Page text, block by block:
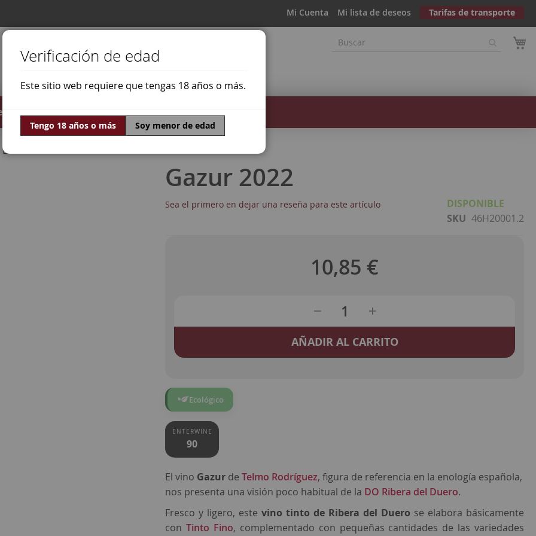
Mi Cuenta Mi lista de deseos Tarifas de transporte
Ofertas Mundo Vino
Bobal
Gazur 2022
Sea el primero en dejar una reseña para este artículo
DISPONIBLE
SKU 46H20001.2
10,85 €
AÑADIR AL CARRITO
Ecológico
ENTERWINE
90
El vino Gazur deTelmo Rodríguez, figura de referencia en la enología española,
nos presenta una visión poco habitual de la DO Ribera del Duero.
Fresco y ligero, estevino tinto de Ribera del Duero se elabora básicamente
conTinto Fino, complementado con pequeñas cantidades de las variedades
Verificación de edad
Este sitio web requiere que tengas 18 años o más.
Tengo 18 años o más Soy menor de edad